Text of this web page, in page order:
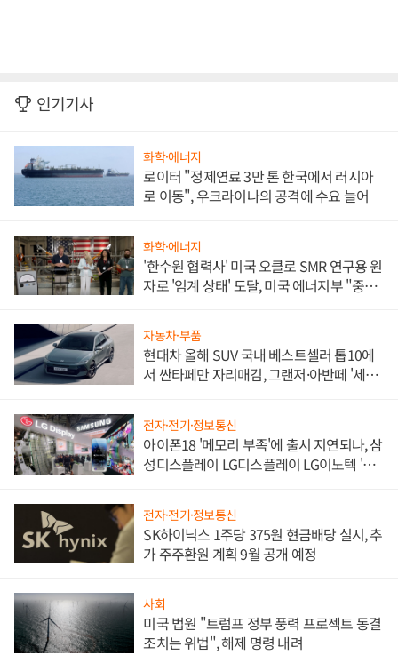
인기기사
화학·에너지
로이터 "정제연료 3만 톤 한국에서 러시아
로 이동", 우크라이나의 공격에 수요 늘어
화학·에너지
'한수원 협력사' 미국 오클로 SMR 연구용 원
자로 '임계 상태' 도달, 미국 에너지부 "중요
자동차·부품
현대차 올해 SUV 국내 베스트셀러 톱10에
서 싼타페만 자리매김, 그랜저·아반떼 '세단
전자·전기·정보통신
아이폰18 '메모리 부족'에 출시 지연되나, 삼
성디스플레이 LG디스플레이 LG이노텍 '탈
전자·전기·정보통신
SK하이닉스 1주당 375원 현금배당 실시, 추
가 주주환원 계획 9월 공개 예정
사회
미국 법원 "트럼프 정부 풍력 프로젝트 동결
조치는 위법", 해제 명령 내려